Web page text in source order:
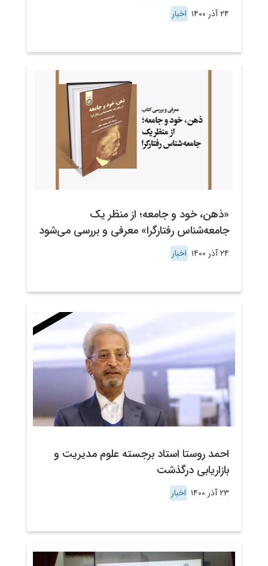
۲۴ آذر ۱۴۰۰ اخبار
«ذهن، خود و جامعه؛ از منظر یک
جامعه‌شناس رفتارگرا» معرفی و بررسی می‌شود
۲۴ آذر ۱۴۰۰ اخبار
احمد روستا استاد برجسته علوم مدیریت و
بازاریابی درگذشت
۲۳ آذر ۱۴۰۰ اخبار